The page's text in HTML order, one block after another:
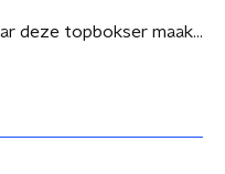
Niet Mike Tyson, maar deze topbokser maakte de mooiste comeback ooit